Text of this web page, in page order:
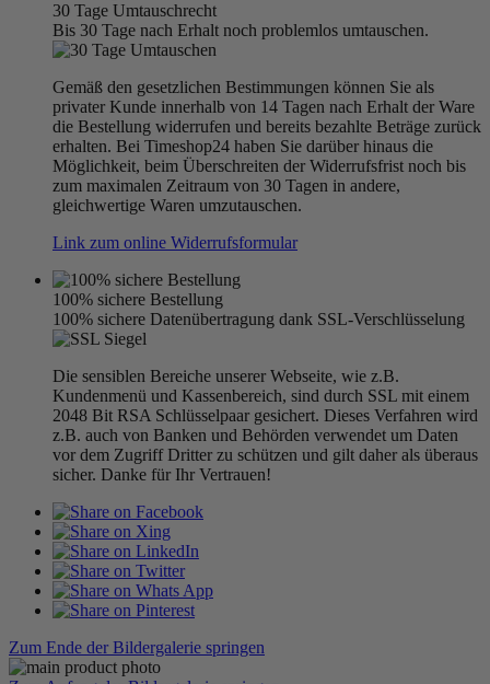
30 Tage Umtauschrecht
Bis 30 Tage nach Erhalt noch problemlos umtauschen.
Gemäß den gesetzlichen Bestimmungen können Sie als
privater Kunde innerhalb von 14 Tagen nach Erhalt der Ware
die Bestellung widerrufen und bereits bezahlte Beträge zurück
erhalten. Bei Timeshop24 haben Sie darüber hinaus die
Möglichkeit, beim Überschreiten der Widerrufsfrist noch bis
zum maximalen Zeitraum von 30 Tagen in andere,
gleichwertige Waren umzutauschen.
Link zum online Widerrufsformular
100% sichere Bestellung
100% sichere Datenübertragung dank SSL-Verschlüsselung
Die sensiblen Bereiche unserer Webseite, wie z.B.
Kundenmenü und Kassenbereich, sind durch SSL mit einem
2048 Bit RSA Schlüsselpaar gesichert. Dieses Verfahren wird
z.B. auch von Banken und Behörden verwendet um Daten
vor dem Zugriff Dritter zu schützen und gilt daher als überaus
sicher. Danke für Ihr Vertrauen!
Zum Ende der Bildergalerie springen